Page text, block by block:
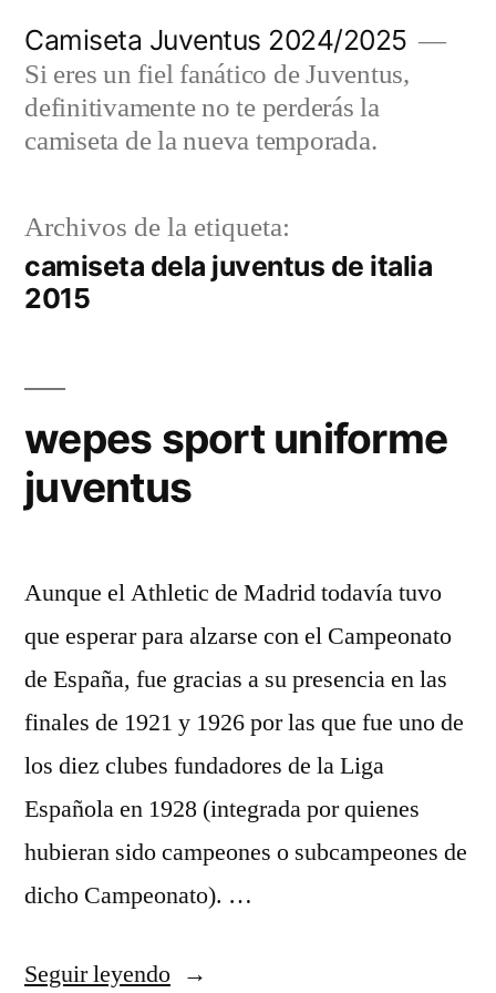
contenido
Camiseta Juventus 2024/2025
Si eres un fiel fanático de Juventus,
definitivamente no te perderás la
camiseta de la nueva temporada.
Archivos de la etiqueta:
camiseta dela juventus de italia
2015
wepes sport uniforme
juventus
Aunque el Athletic de Madrid todavía tuvo
que esperar para alzarse con el Campeonato
de España, fue gracias a su presencia en las
finales de 1921 y 1926 por las que fue uno de
los diez clubes fundadores de la Liga
Española en 1928 (integrada por quienes
hubieran sido campeones o subcampeones de
dicho Campeonato). …
Seguir leyendo«wepes